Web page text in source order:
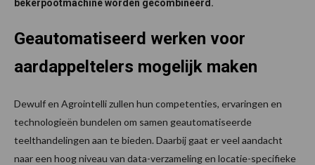
bekerpootmachine worden gecombineerd.
Geautomatiseerd werken voor
aardappeltelers mogelijk maken
Dewulf en Agrointelli zullen hun competenties, ervaringen en
technologieën bundelen om samen geautomatiseerde
teelthandelingen aan te bieden. Daarbij gaat er veel aandacht
naar een hoog niveau van data-verzameling en locatie-specifieke